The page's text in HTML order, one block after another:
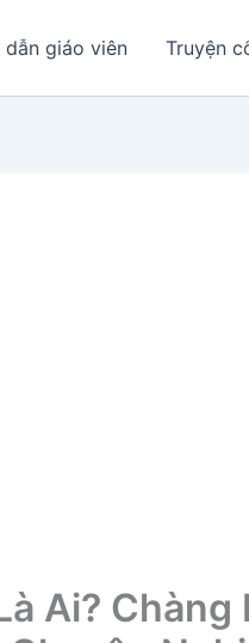
dẫn giáo viên Truyện
Ai? Chàng